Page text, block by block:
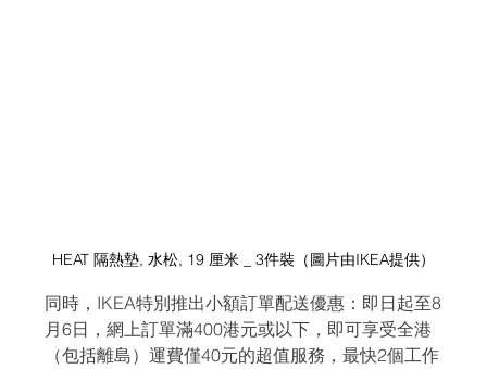
HEAT 隔熱墊, 水松, 19 厘米 _ 3件裝（圖片由IKEA提供）
同時，IKEA特別推出小額訂單配送優惠：即日起至8
月6日，網上訂單滿400港元或以下，即可享受全港
（包括離島）運費僅40元的超值服務，最快2個工作